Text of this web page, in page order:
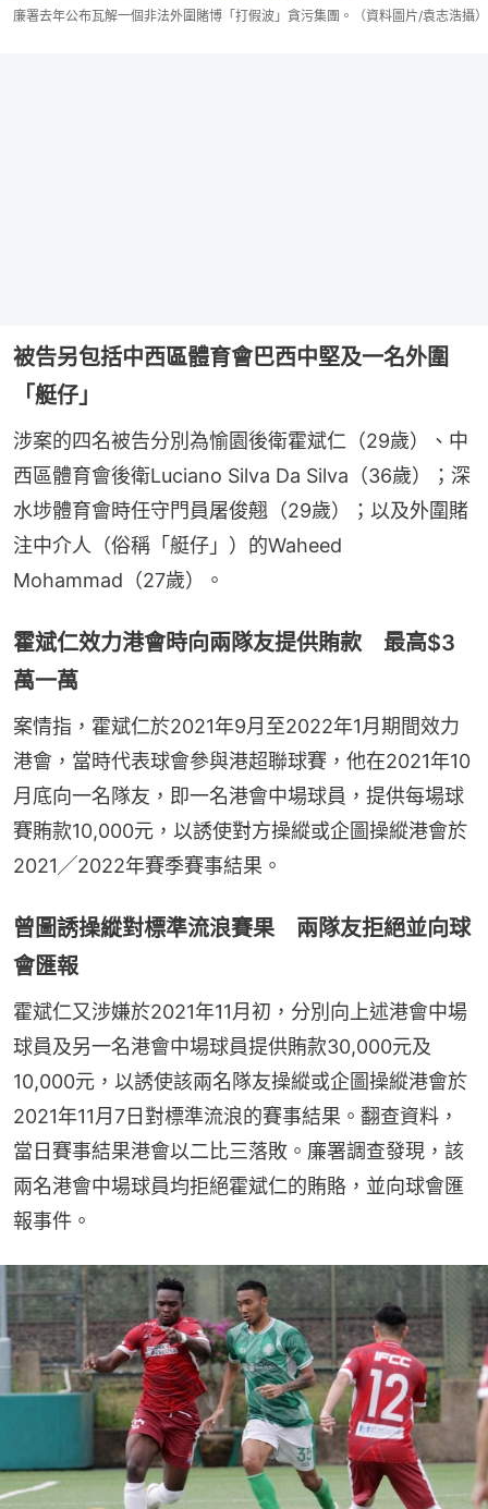
廉署去年公布瓦解一個非法外圍賭博「打假波」貪污集團。（資料圖片/袁志浩攝）
被告另包括中西區體育會巴西中堅及一名外圍
「艇仔」
涉案的四名被告分別為愉園後衛霍斌仁（29歲）、中
西區體育會後衛Luciano Silva Da Silva（36歲）；深
水埗體育會時任守門員屠俊翹（29歲）；以及外圍賭
注中介人（俗稱「艇仔」）的Waheed
Mohammad（27歲）。
霍斌仁效力港會時向兩隊友提供賄款 最高$3
萬一萬
案情指，霍斌仁於2021年9月至2022年1月期間效力
港會，當時代表球會參與港超聯球賽，他在2021年10
月底向一名隊友，即一名港會中場球員，提供每場球
賽賄款10,000元，以誘使對方操縱或企圖操縱港會於
2021╱2022年賽季賽事結果。
曾圖誘操縱對標準流浪賽果 兩隊友拒絕並向球
會匯報
霍斌仁又涉嫌於2021年11月初，分別向上述港會中場
球員及另一名港會中場球員提供賄款30,000元及
10,000元，以誘使該兩名隊友操縱或企圖操縱港會於
2021年11月7日對標準流浪的賽事結果。翻查資料，
當日賽事結果港會以二比三落敗。廉署調查發現，該
兩名港會中場球員均拒絕霍斌仁的賄賂，並向球會匯
報事件。